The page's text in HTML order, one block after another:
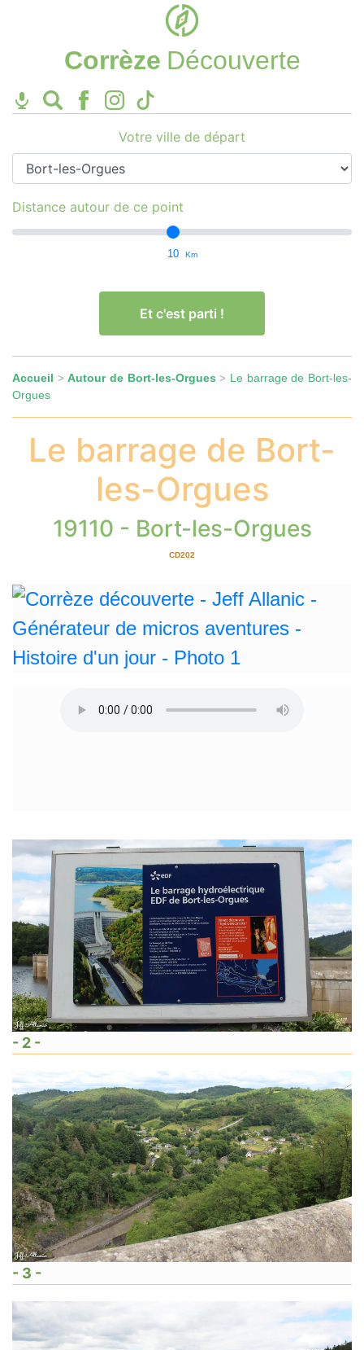
Corrèze Découverte
Votre ville de départ
Distance autour de ce point
10 Km
Et c'est parti !
Accueil >Autour de Bort-les-Orgues > Le barrage de Bort-les-
Orgues
Le barrage de Bort-
les-Orgues
19110 - Bort-les-Orgues
CD202
- 2 -
- 3 -